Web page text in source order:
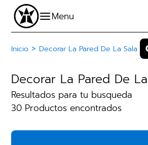
Inicio > Decorar La Pared De La Sala
Decorar La Pared De
Resultados para tu busqueda
30 Productos encontrados